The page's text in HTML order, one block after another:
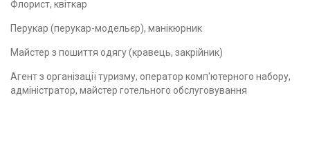
Флорист, квіткар
Перукар (перукар-модельєр), манікюрник
Майстер з пошиття одягу (кравець, закрійник)
Агент з організації туризму, оператор комп'ютерного набору,
адміністратор, майстер готельного обслуговування